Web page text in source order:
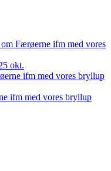
Færøerne ifm med vores
okt.
ifm med vores bryllup
ifm med vores bryllup